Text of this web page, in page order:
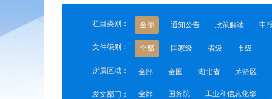
栏目类别： 全部 通知公告 政策解读 申
文件级别： 全部 国家级 省级 市级
所属区域： 全部 全国 湖北省 茅箭区
发文部门： 全部 国务院 工业和信息化部